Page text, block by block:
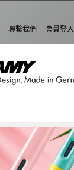
聯繫我們 會員登入